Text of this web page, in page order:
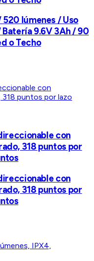
520 lúmenes / Uso
9.6V 3Ah / 90
o Techo
con
318 puntos por
con
318 puntos por